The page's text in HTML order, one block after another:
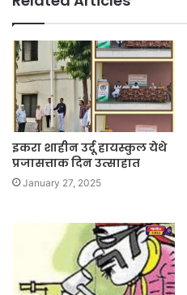
इकरा शाहीन उर्दू हायस्कुल येथे
प्रजासत्ताक दिन उत्साहात
January 27, 2025